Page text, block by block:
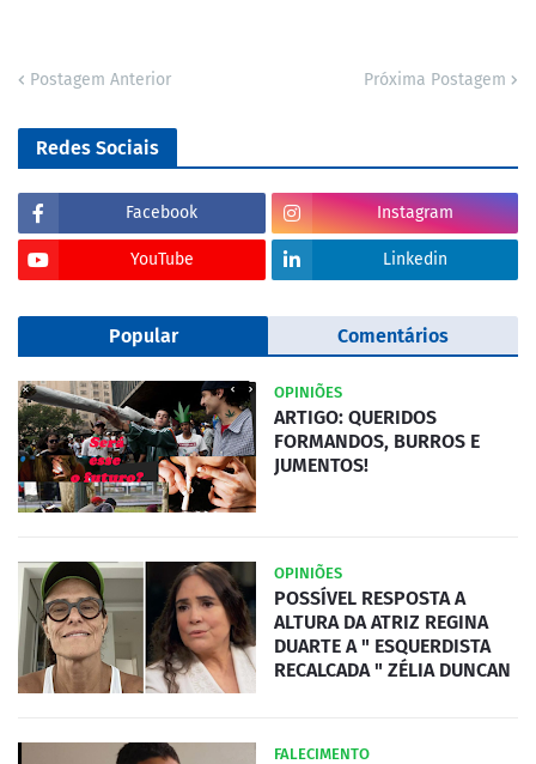
Postagem Anterior Próxima Postagem
Redes Sociais
Facebook Instagram
YouTube Linkedin
Popular Comentários
OPINIÕES
ARTIGO: QUERIDOS
FORMANDOS, BURROS E
JUMENTOS!
OPINIÕES
POSSÍVEL RESPOSTA A
ALTURA DA ATRIZ REGINA
DUARTE A " ESQUERDISTA
RECALCADA " ZÉLIA DUNCAN
FALECIMENTO